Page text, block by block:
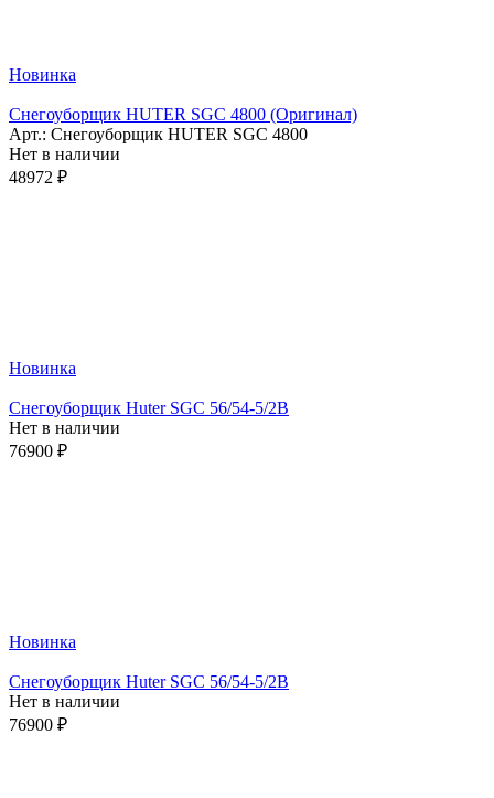
Новинка
Снегоуборщик HUTER SGC 4800 (Оригинал)
Арт.: Снегоуборщик HUTER SGC 4800
Нет в наличии
48972 ₽
Новинка
Снегоуборщик Huter SGC 56/54-5/2B
Нет в наличии
76900 ₽
Новинка
Снегоуборщик Huter SGC 56/54-5/2B
Нет в наличии
76900 ₽